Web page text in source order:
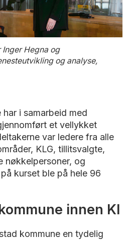
Hegna og
og analyse,
i samarbeid med
et vellykket
var ledere fra alle
KLG, tillitsvalgte,
nøkkelpersoner, og
kurset ble på hele 96
innen KI
kommune en tydelig